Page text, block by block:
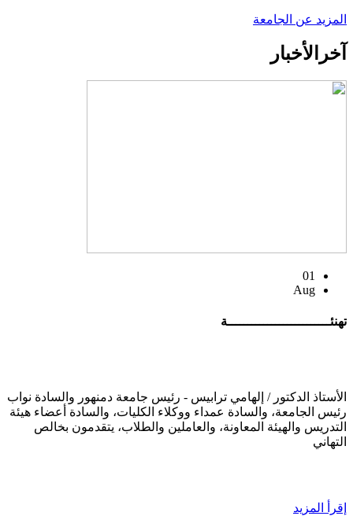
المزيد عن الجامعة
آخر الأخبار
01
Aug
تهنئــــــــــــــــــــــــــة
الأستاذ الدكتور / إلهامي ترابيس - رئيس جامعة دمنهور والسادة نواب
رئيس الجامعة، والسادة عمداء ووكلاء الكليات، والسادة أعضاء هيئة
التدريس والهيئة المعاونة، والعاملين والطلاب، يتقدمون بخالص
التهاني
إقرأ المزيد